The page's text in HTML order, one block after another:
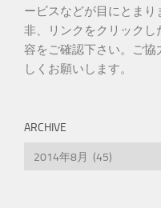
ービスなどが目にとまり
非、リンクをクリックし
容をご確認下さい。ご協
しくお願いします。
ARCHIVE
Archive